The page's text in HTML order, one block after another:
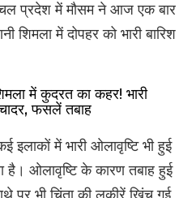
प्रदेश में मौसम ने आज एक बार
शिमला में दोपहर को भारी बारिश
में कुदरत का कहर! भारी
फसलें तबाह
इलाकों में भारी ओलावृष्टि भी हुई
ओलावृष्टि के कारण तबाह हुई
पर भी चिंता की लकीरें खिंच गई